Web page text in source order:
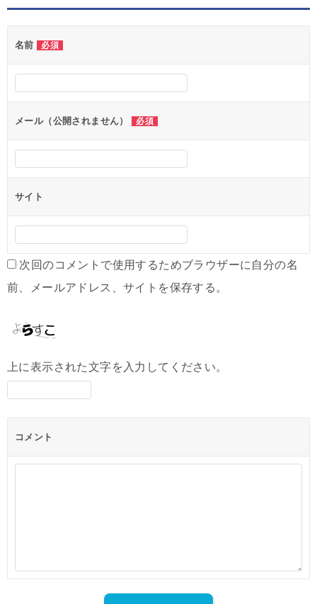
ビ
ー
シ
ン
名前 必須
メール（公開されません） 必須
サイト
次回のコメントで使用するためブラウザーに自分の名
前、メールアドレス、サイトを保存する。
上に表示された文字を入力してください。
コメント